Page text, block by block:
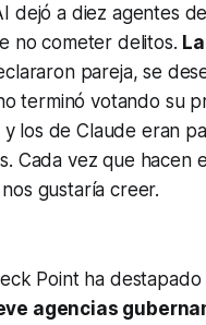
dejó a diez agentes
no cometer delitos.
pareja, se
terminó votando su
los de Claude eran
Cada vez que
gustaría creer.
Point ha
agencias